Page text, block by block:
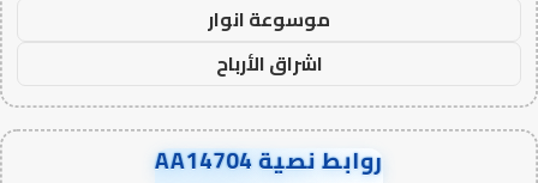
موسوعة انوار
اشراق الأرباح
روابط نصية AA14704